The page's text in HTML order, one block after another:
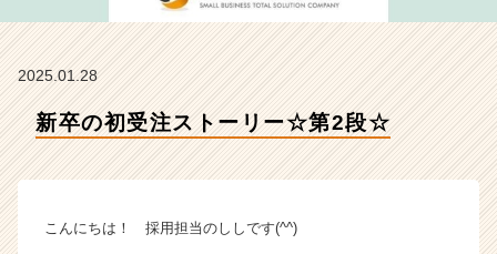
タ
ン】
チ
2025.01.28
新卒の初受注ストーリー☆第2段☆
こんにちは！ 採用担当のししです(^^)